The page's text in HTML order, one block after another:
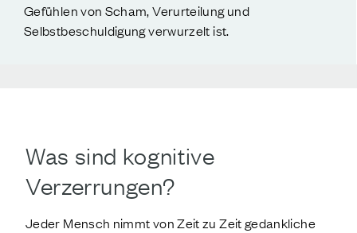
Gefühlen von Scham, Verurteilung und
Selbstbeschuldigung verwurzelt ist.
Was sind kognitive
Verzerrungen?
Jeder Mensch nimmt von Zeit zu Zeit gedankliche